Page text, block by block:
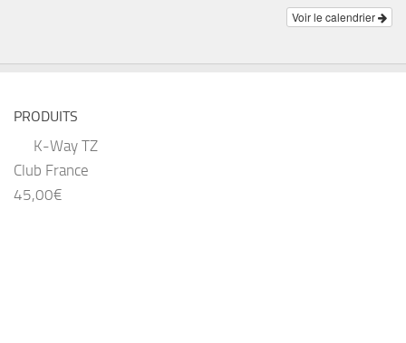
Voir le calendrier
PRODUITS
K-Way TZ
Club France
45,00€